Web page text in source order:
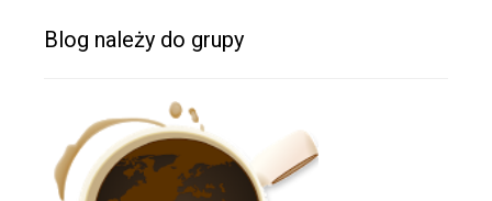
Blog należy do grupy